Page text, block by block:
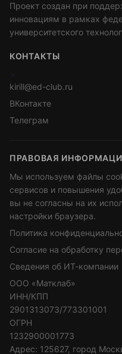
Проект создан при
инновациям в рамках
университетского
КОНТАКТЫ
>
kirill@ed-club.ru
ВКонтакте
Телеграм
ПРАВОВАЯ
Мы используем файлы
сервисов и повышения
вы не согласны на их
настройки браузера.
Политика
Согласие на обработку
Сведения об ИТ-компании
ООО «Матклаб»
ИНН/КПП
2901313073/773301001
ОГРН
1232900001773
Адрес: 125627, город